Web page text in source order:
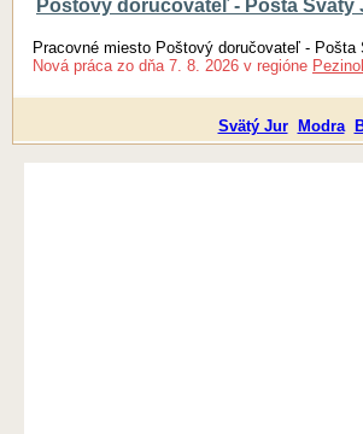
Poštový doručovateľ - Pošta Svätý
Pracovné miesto Poštový doručovateľ - Pošta
Nová práca zo dňa 7. 8. 2026 v regióne
Svätý Jur Modra